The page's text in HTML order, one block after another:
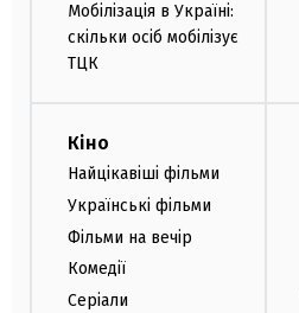
Мобілізація в Україні:
скільки осіб мобілізує
ТЦК
Кіно
Найцікавіші фільми
Українські фільми
Фільми на вечір
Комедії
Серіали